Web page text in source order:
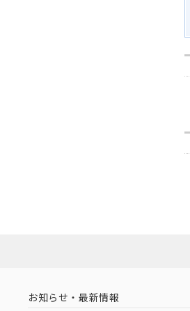
お知らせ・最新情報